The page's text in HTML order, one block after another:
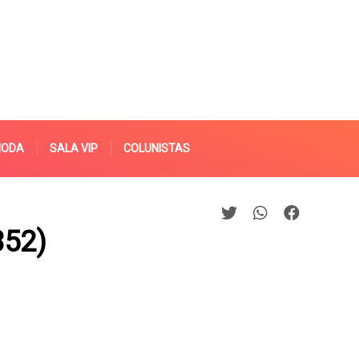
SALA VIP COLUNISTAS